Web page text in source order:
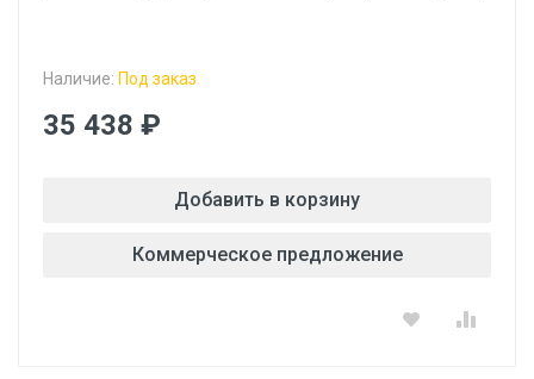
Наличие: Под заказ
35 438 ₽
Добавить в корзину
Коммерческое предложение